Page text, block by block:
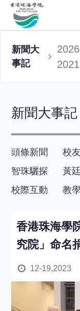
新聞大
事記
2026
2021
新聞大事記
頭條新聞 校
智珠驪探
黃
校際互動
教
香港珠海學
究院」命名
12-19,2023